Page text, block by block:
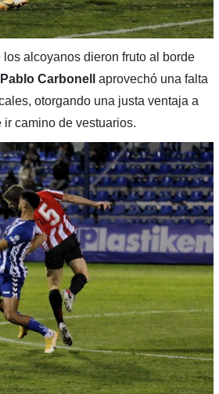
los alcoyanos dieron fruto al borde
Pablo Carbonell aprovechó una falta
otorgando una justa ventaja a
ir camino de vestuarios.